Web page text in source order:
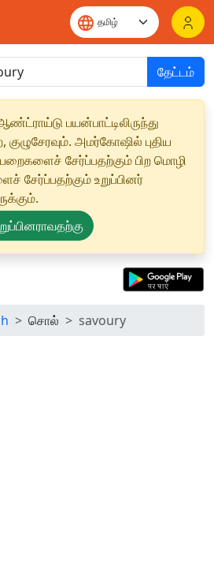
தேட்டம்
பயன்பாட்டிலிருந்து
அமர்கோஷில் புதிய
சேர்ப்பதற்கும் பிற மொழி
உறுப்பினர்
சொல் savoury